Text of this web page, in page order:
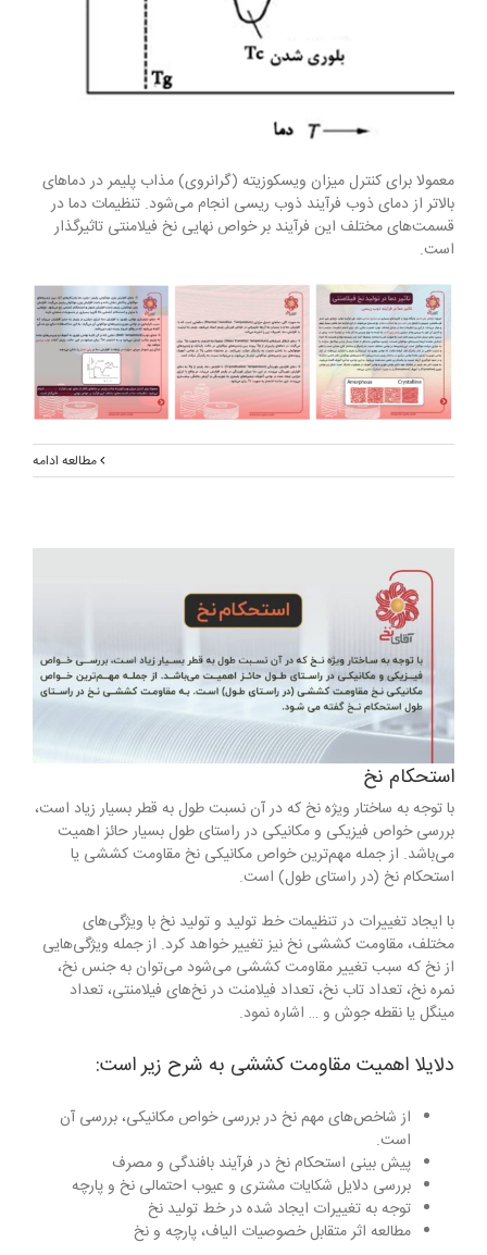
معمولا برای کنترل میزان ویسکوزیته (گرانروی) مذاب پلیمر در دماهای
بالاتر از دمای ذوب فرآیند ذوب ریسی انجام می‌شود. تنظیمات دما در
قسمت‌های مختلف این فرآیند بر خواص نهایی نخ فیلامنتی تاثیرگذار
است.
مطالعه ادامه
استحکام نخ
با توجه به ساختار ویژه نخ که در آن نسبت طول به قطر بسیار زیاد است،
بررسی خواص فیزیکی و مکانیکی در راستای طول بسیار حائز اهمیت
می‌باشد. از جمله مهم‌ترین خواص مکانیکی نخ مقاومت کششی یا
استحکام نخ (در راستای طول) است.
با ایجاد تغییرات در تنظیمات خط تولید و تولید نخ با ویژگی‌های
مختلف، مقاومت کششی نخ نیز تغییر خواهد کرد. از جمله ویژگی‌هایی
از نخ که سبب تغییر مقاومت کششی می‌شود می‌توان به جنس نخ،
نمره نخ، تعداد تاب نخ، تعداد فیلامنت در نخ‌های فیلامنتی، تعداد
مینگل یا نقطه جوش و … اشاره نمود.
دلایلا اهمیت مقاومت کششی به شرح زیر است:
از شاخص‌های مهم نخ در بررسی خواص مکانیکی، بررسی آن
است.
پیش بینی استحکام نخ در فرآیند بافندگی و مصرف
بررسی دلایل شکایات مشتری و عیوب احتمالی نخ و پارچه
توجه به تغییرات ایجاد شده در خط تولید نخ
مطالعه اثر متقابل خصوصیات الیاف، پارچه و نخ